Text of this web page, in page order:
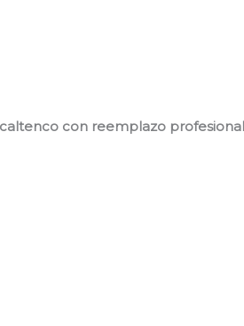
con reemplazo